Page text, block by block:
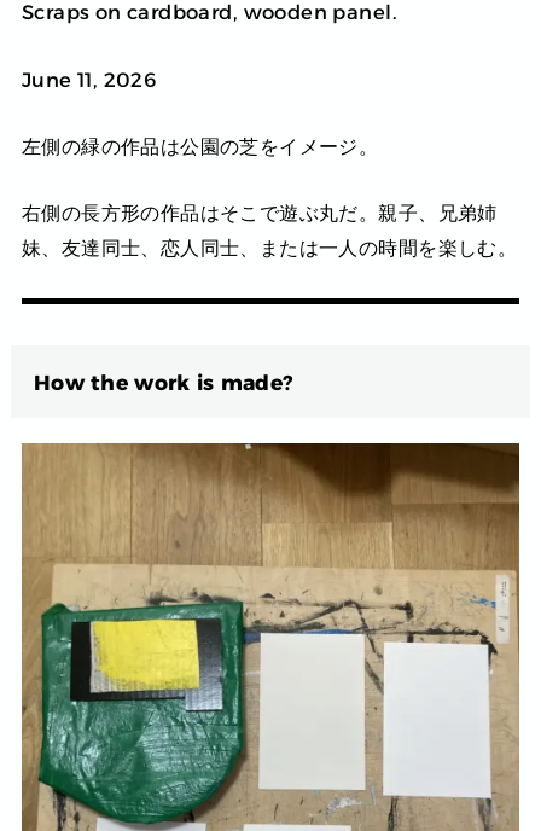
Scraps on cardboard, wooden panel.
June 11, 2026
左側の緑の作品は公園の芝をイメージ。
右側の長方形の作品はそこで遊ぶ丸だ。親子、兄弟姉
妹、友達同士、恋人同士、または一人の時間を楽しむ。
How the work is made?